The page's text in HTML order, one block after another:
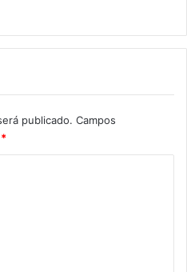
publicado. Campos
*